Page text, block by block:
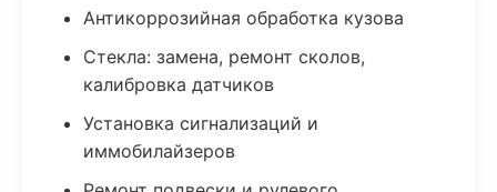
Антикоррозийная обработка кузова
Стекла: замена, ремонт сколов,
калибровка датчиков
Установка сигнализаций и
иммобилайзеров